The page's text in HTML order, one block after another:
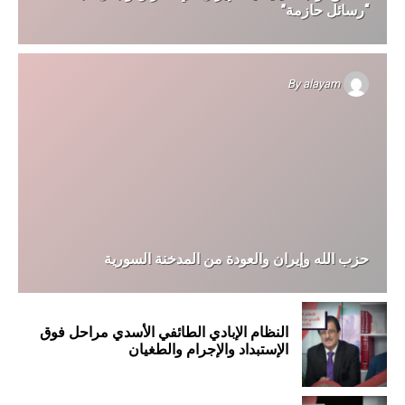
“رسائل حازمة”
Byalayam
حزب الله وإيران والعودة من المدخنة السورية
النظام الإبادي الطائفي الأسدي مراحل فوق
الإستبداد والإجرام والطغيان